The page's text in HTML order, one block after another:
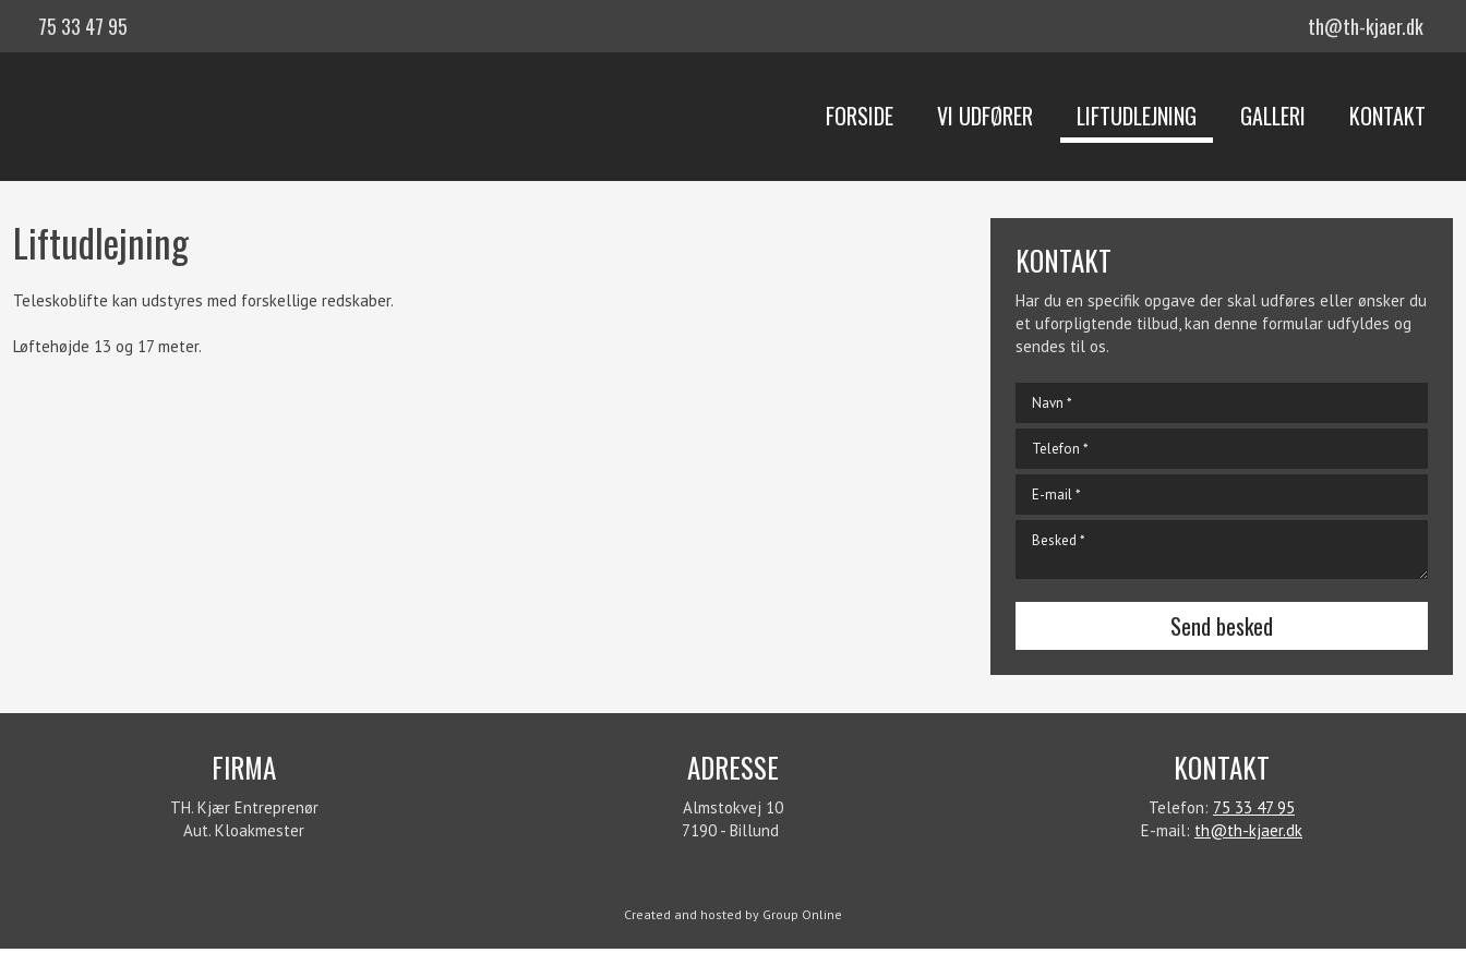
75 33 47 95 th@th-kjaer.dk
FORSIDE VI UDFØRER LIFTUDLEJNING GALLERI KONTAKT
Liftudlejning​
Teleskoblifte kan udstyres med forskellige redskaber.
Løftehøjde 13 og 17 meter.​
KONTAKT​
Har du en specifik opgave der skal udføres eller ønsker du
et uforpligtende tilbud, kan denne formular udfyldes og
sendes til os.
FIRMA
TH. Kjær Entreprenør
Aut. Kloakmester​
ADRESSE​
Almstokvej 10
7190 - Billund
KONTAKT
Telefon: 75 33 47 95
E-mail: th@th-kjaer.dk
Created and hosted by Group Online